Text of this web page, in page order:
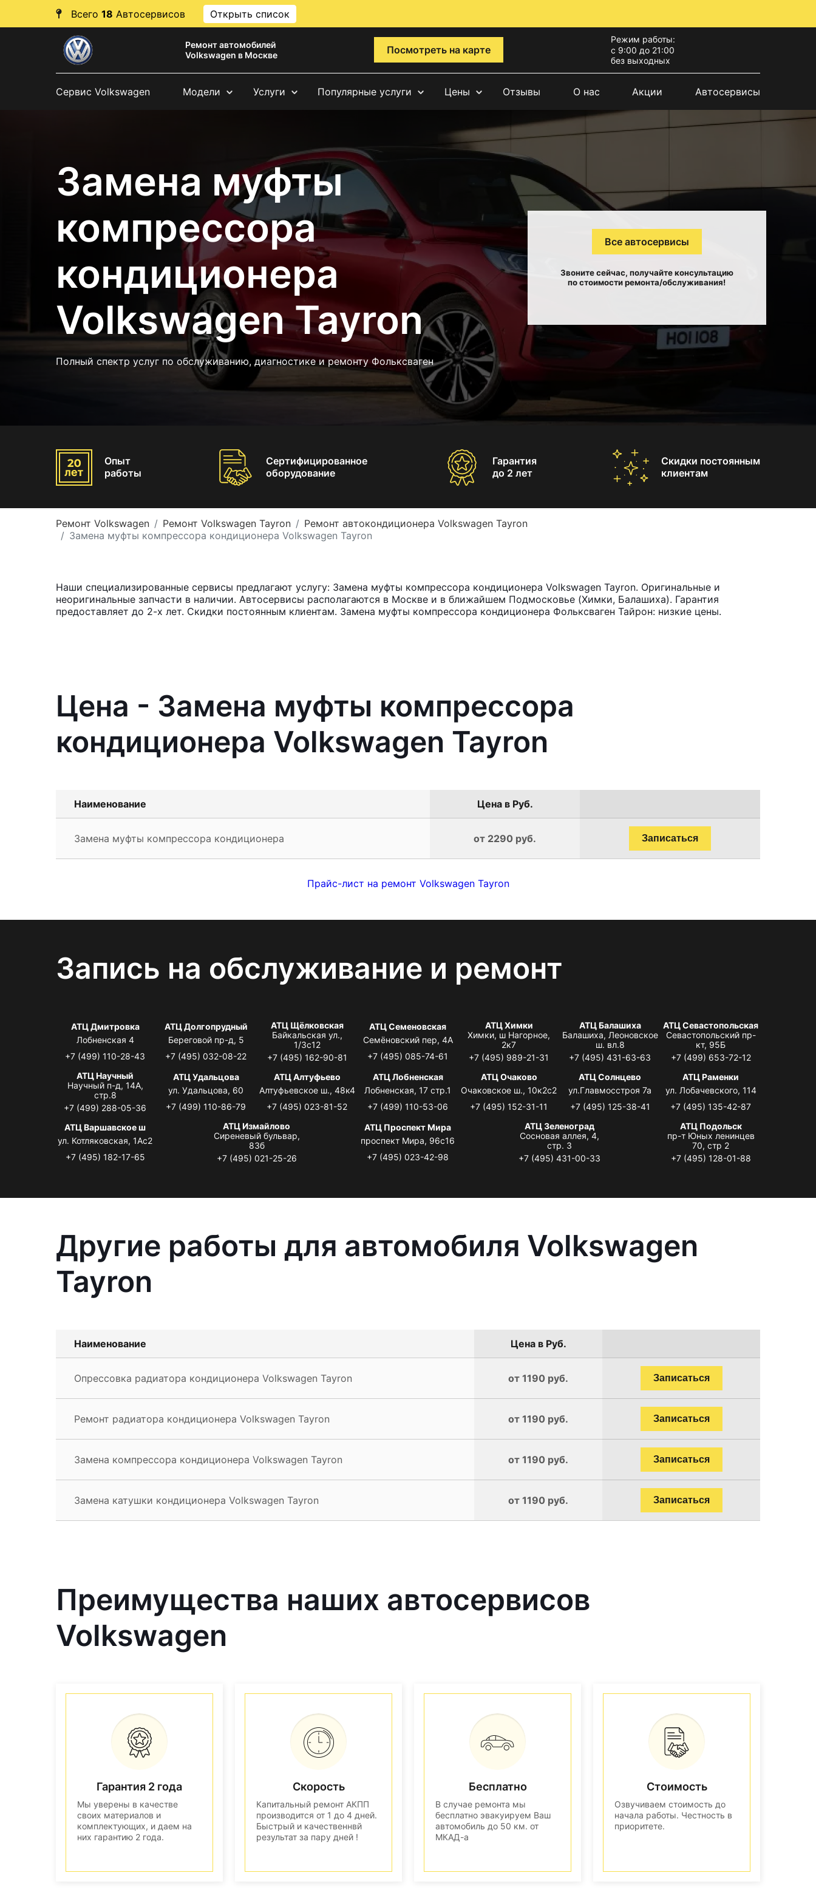
Всего 18 Автосервисов Открыть список
Ремонт автомобилей
Volkswagen в Москве
Посмотреть на карте
Режим работы:
с 9:00 до 21:00
без выходных
Сервис Volkswagen Модели Услуги Популярные услуги Цены Отзывы О нас Акции Автосервисы
Замена муфты
компрессора
кондиционера
Volkswagen Tayron
Полный спектр услуг по обслуживанию, диагностике и ремонту Фольксваген
Все автосервисы
Звоните сейчас, получайте консультацию
по стоимости ремонта/обслуживания!
Опыт
работы
Сертифицированное
оборудование
Гарантия
до 2 лет
Скидки постоянным
клиентам
Ремонт Volkswagen Ремонт Volkswagen Tayron
Ремонт автокондиционера Volkswagen Tayron
Замена муфты компрессора кондиционера Volkswagen Tayron
Наши специализированные сервисы предлагают услугу: Замена муфты компрессора кондиционера Volkswagen Tayron. Оригинальные и
неоригинальные запчасти в наличии. Автосервисы располагаются в Москве и в ближайшем Подмосковье (Химки, Балашиха). Гарантия
предоставляет до 2-х лет. Скидки постоянным клиентам. Замена муфты компрессора кондиционера Фольксваген Тайрон: низкие цены.
Цена - Замена муфты компрессора
кондиционера Volkswagen Tayron
Наименование Цена в Руб.
Замена муфты компрессора кондиционера от 2290 руб. Записаться
Прайс-лист на ремонт Volkswagen Tayron
Запись на обслуживание и ремонт
АТЦ Дмитровка
Лобненская 4
+7 (499) 110-28-43
АТЦ Долгопрудный
Береговой пр-д, 5
+7 (495) 032-08-22
АТЦ Щёлковская
Байкальская ул.,
1/3с12
+7 (495) 162-90-81
АТЦ Семеновская
Семёновский пер, 4А
+7 (495) 085-74-61
АТЦ Химки
Химки, ш Нагорное,
2к7
+7 (495) 989-21-31
АТЦ Балашиха
Балашиха, Леоновское
ш. вл.8
+7 (495) 431-63-63
АТЦ Севастопольская
Севастопольский пр-
кт, 95Б
+7 (499) 653-72-12
АТЦ Научный
Научный п-д, 14А,
стр.8
+7 (499) 288-05-36
АТЦ Удальцова
ул. Удальцова, 60
+7 (499) 110-86-79
АТЦ Алтуфьево
Алтуфьевское ш., 48к4
+7 (495) 023-81-52
АТЦ Лобненская
Лобненская, 17 стр.1
+7 (499) 110-53-06
АТЦ Очаково
Очаковское ш., 10к2с2
+7 (495) 152-31-11
АТЦ Солнцево
ул.Главмосстроя 7а
+7 (495) 125-38-41
АТЦ Раменки
ул. Лобачевского, 114
+7 (495) 135-42-87
АТЦ Варшавское ш
ул. Котляковская, 1Ас2
+7 (495) 182-17-65
АТЦ Измайлово
Сиреневый бульвар,
83б
+7 (495) 021-25-26
АТЦ Проспект Мира
проспект Мира, 96с16
+7 (495) 023-42-98
АТЦ Зеленоград
Сосновая аллея, 4,
стр. 3
+7 (495) 431-00-33
АТЦ Подольск
пр-т Юных ленинцев
70, стр 2
+7 (495) 128-01-88
Другие работы для автомобиля Volkswagen
Tayron
Наименование Цена в Руб.
Опрессовка радиатора кондиционера Volkswagen Tayron от 1190 руб. Записаться
Ремонт радиатора кондиционера Volkswagen Tayron от 1190 руб. Записаться
Замена компрессора кондиционера Volkswagen Tayron от 1190 руб. Записаться
Замена катушки кондиционера Volkswagen Tayron от 1190 руб. Записаться
Преимущества наших автосервисов
Volkswagen
Гарантия 2 года
Мы уверены в качестве
своих материалов и
комплектующих, и даем на
них гарантию 2 года.
Скорость
Капитальный ремонт АКПП
производится от 1 до 4 дней.
Быстрый и качественнвй
результат за пару дней !
Бесплатно
В случае ремонта мы
бесплатно эвакуируем Ваш
автомобиль до 50 км. от
МКАД-а
Стоимость
Озвучиваем стоимость до
начала работы. Честность в
приоритете.